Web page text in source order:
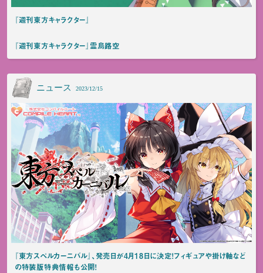
『週刊東方キャラクター』
『週刊東方キャラクター』霊烏路空
ニュース 2023/12/15
『東方スペルカーニバル』、発売日が4月18日に決定！フィギュアや掛け軸など
の特装版特典情報も公開！